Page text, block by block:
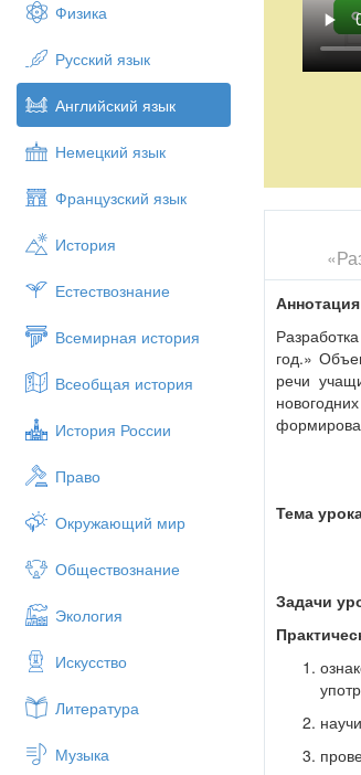
Физика
Русский язык
Английский язык
Немецкий язык
Французский язык
История
Естествознание
Всемирная история
Всеобщая история
История России
Право
Окружающий мир
Обществознание
Экология
Искусство
Литература
Музыка
год.»
речи
Тема
Задачи